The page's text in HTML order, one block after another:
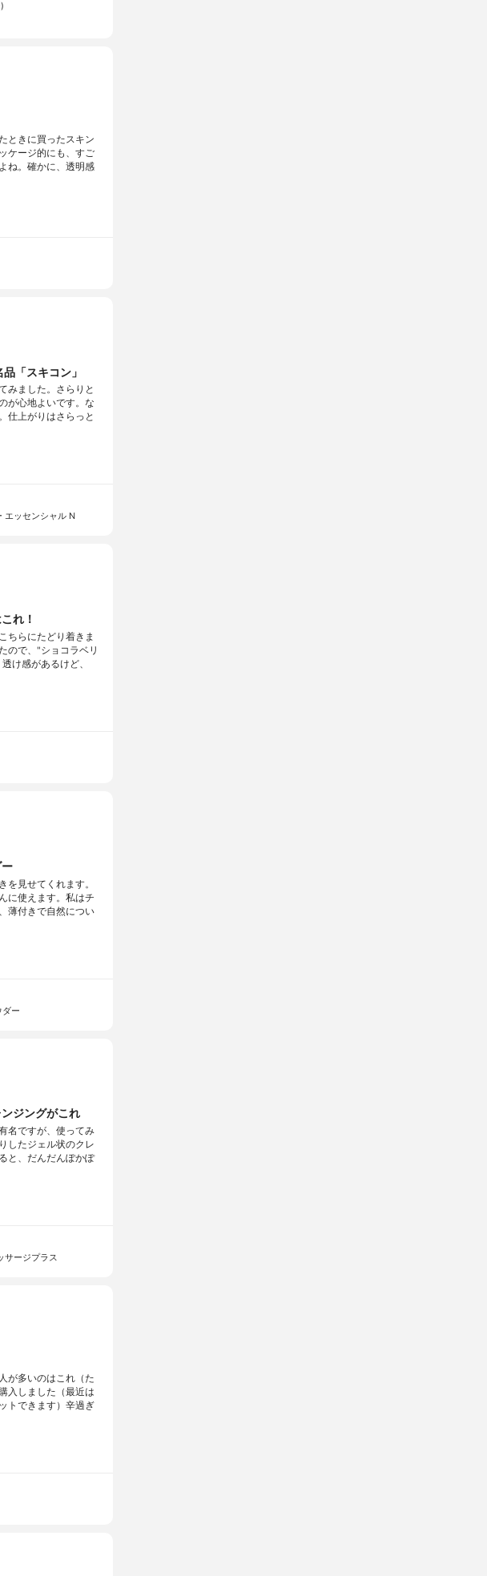
ときに買ったスキン
ケージ的にも、すご
ね。確かに、透明感
「スキコン」
みました。さらりと
が心地よいです。な
仕上がりはさらっと
エッセンシャル N
れ！
ちらにたどり着きま
ので、"ショコラベリ
け感があるけど、
を見せてくれます。
に使えます。私はチ
薄付きで自然につい
ダー
ジングがこれ
名ですが、使ってみ
したジェル状のクレ
と、だんだんぽかぽ
サージプラス
が多いのはこれ（た
入しました（最近は
トできます）辛過ぎ